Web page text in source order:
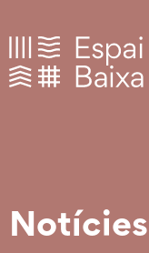
Notícies